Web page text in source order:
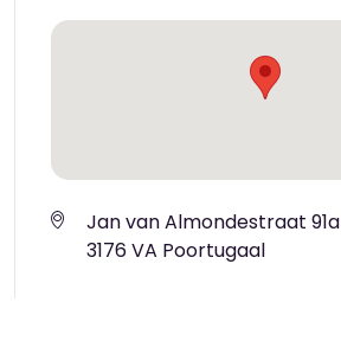
Jan van Almondestraat 91a
3176 VA Poortugaal